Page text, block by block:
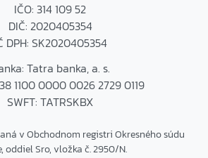
IČO: 314 109 52
DIČ: 2020405354
DPH: SK2020405354
Tatra banka, a. s.
1100 0000 0026 2729 0119
SWFT: TATRSKBX
v Obchodnom registri Okresného súdu
oddiel Sro, vložka č. 2950/N.